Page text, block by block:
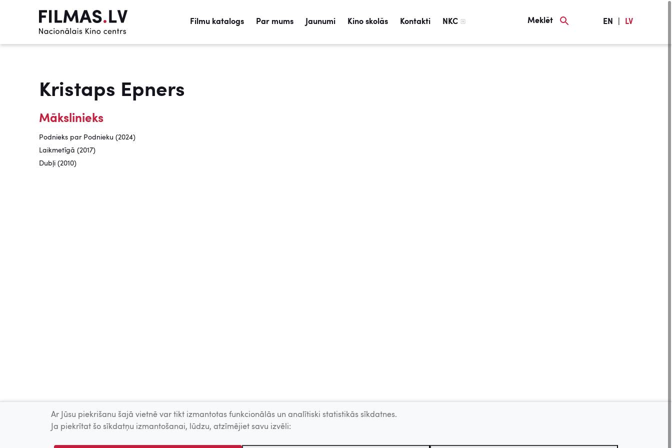
Filmu katalogs Par mums Jaunumi Kino skolās Kontakti NKC Meklēt EN LV
Kristaps Epners
Mākslinieks
Podnieks par Podnieku (2024)
Laikmetīgā (2017)
Dubļi (2010)
Ar Jūsu piekrišanu šajā vietnē var tikt izmantotas funkcionālās un analītiski statistikās sīkdatnes.
Ja piekrītat šo sīkdatņu izmantošanai, lūdzu, atzīmējiet savu izvēli: